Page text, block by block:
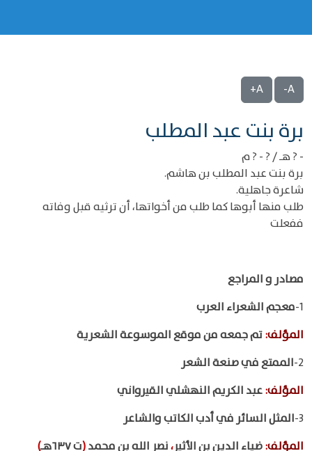
A-
A+
‌‌برة بنت عبد المطلب
- ? هـ / ? - ? م
برة بنت عبد المطلب بن هاشم.
شاعرة جاهلية.
طلب منها أبوها كما طلب من أخواتها، أن ترثيه قبل وفاته
ففعلت
مصادر و المراجع
1- معجم الشعراء العرب
المؤلف:تم جمعه من موقع الموسوعة الشعرية
2- الممتع في صنعة الشعر
المؤلف:عبد الكريم النهشلي القيرواني
3- المثل السائر في أدب الكاتب والشاعر
المؤلف:ضياء الدين بن الأثير،نصر الله بن محمد(ت ٦٣٧هـ
)